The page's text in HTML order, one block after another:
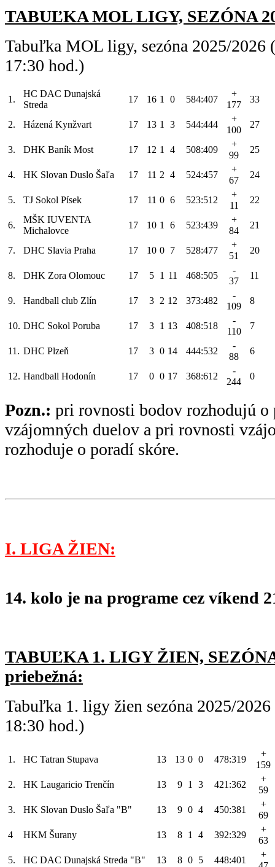
TABUĽKA MOL LIGY, SEZÓNA
Tabuľka MOL ligy, sezóna 2025/2026
17:30 hod.)
1.
HC DAC Dunajská
Streda
17 16 1 0 584:407
+
177
33
2. Házená Kynžvart 17 13 1 3 544:444
+
100
27
3. DHK Baník Most 17 12 1 4 508:409
+
99
25
4. HK Slovan Duslo Šaľa 17 11 2 4 524:457
+
67
24
5. TJ Sokol Písek 17 11 0 6 523:512
+
11
22
6.
MŠK IUVENTA
Michalovce
17 10 1 6 523:439
+
84
21
7. DHC Slavia Praha 17 10 0 7 528:477
+
51
20
8. DHK Zora Olomouc 17 5 1 11 468:505
-
37
11
9. Handball club Zlín 17 3 2 12 373:482
-
109
8
10. DHC Sokol Poruba 17 3 1 13 408:518
-
110
7
11. DHC Plzeň 17 3 0 14 444:532
-
88
6
12. Handball Hodonín 17 0 0 17 368:612
-
244
0
Pozn.: pri rovnosti bodov rozhodujú o
vzájomných duelov a pri rovnosti
rozhoduje o poradí skóre.
I. LIGA ŽIEN:
14. kolo je na programe cez víkend
TABUĽKA 1. LIGY ŽIEN,
priebežná:
Tabuľka 1. ligy žien sezóna 2025/
18:30 hod.)
1. HC Tatran Stupava 13 13 0 0 478:319
+
159
2.
HK Laugaricio Trenčín 13 9 1 3 421:362
+
59
3.
HK Slovan Duslo Šaľa "B" 13 9 0 4 450:381
+
69
4
HKM Šurany 13 8 1 4 392:329
+
63
5.
HC DAC Dunajská Streda "B" 13 8 0 5 448:401
+